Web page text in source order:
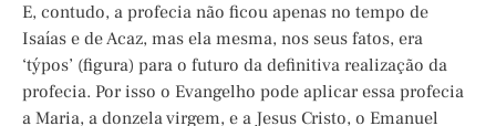
E, contudo, a profecia não ficou apenas no tempo de
Isaías e de Acaz, mas ela mesma, nos seus fatos, era
‘týpos’ (figura) para o futuro da definitiva realização da
profecia. Por isso o Evangelho pode aplicar essa profecia
a Maria, a donzela virgem, e a Jesus Cristo, o Emanuel